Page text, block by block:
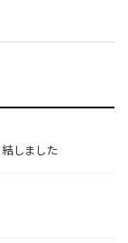
しました